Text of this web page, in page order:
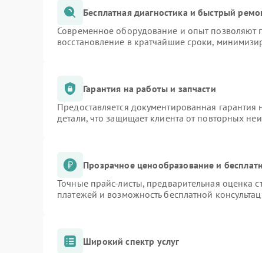
Бесплатная диагностика и быстрый
Современное оборудование и опыт позволяют
восстановление в кратчайшие сроки,
Гарантия на работы и запчасти
Предоставляется документированная
детали, что защищает клиента от повторных
Прозрачное ценообразование и
Точные прайс-листы, предварительная оценка
платежей и возможность бесплатной
Широкий спектр услуг